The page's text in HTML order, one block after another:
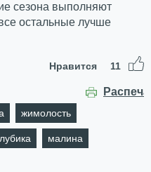
сезона выполняют
остальные лучше
Нравится 11
жимолость
малина